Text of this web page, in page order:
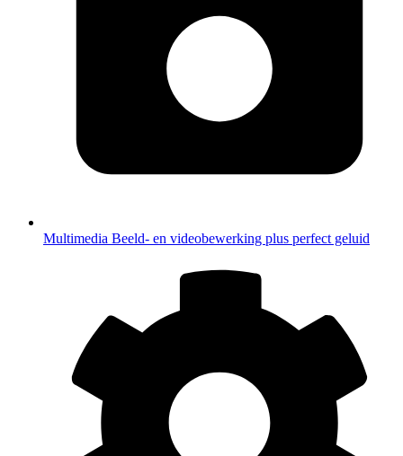
Multimedia Beeld- en videobewerking plus perfect geluid